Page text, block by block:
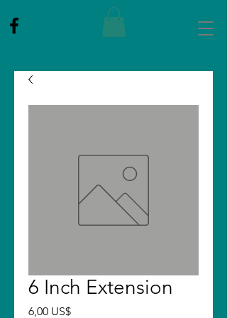
6 Inch Extension
6,00 US$Price